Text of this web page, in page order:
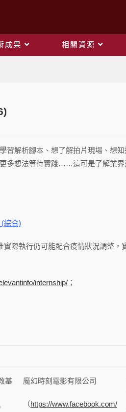
成果 相關資源
習解析腳本、想了解拍片現場、想
多想法等待實踐……這可是了解業界
綜合)
際執行仍可能配合疫情狀況調整，
internship/ ；
基
魔幻時刻電影有限公司
（https://www.facebook.com/